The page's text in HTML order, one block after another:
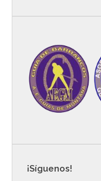
¡Síguenos!